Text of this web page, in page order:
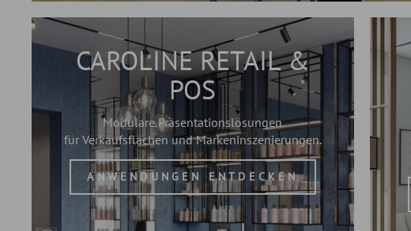
CAROLINE RETAIL &
POS
Modulare Präsentationslösungen
für Verkaufsflächen und Markeninszenierungen.
ANWENDUNGEN ENTDECKEN